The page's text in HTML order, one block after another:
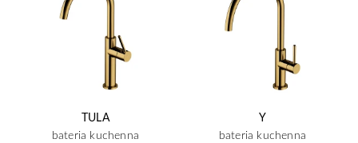
TULA
bateria kuchenna
Y
bateria kuchenna